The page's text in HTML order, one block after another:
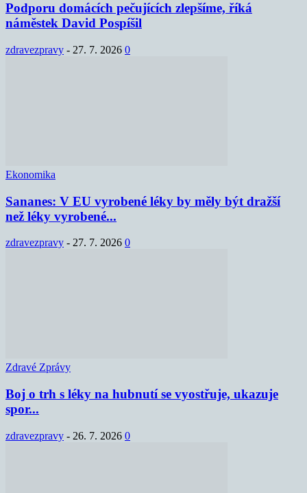
Podporu domácích pečujících zlepšíme, říká
náměstek David Pospíšil
zdravezpravy - 27. 7. 2026 0
Ekonomika
Sananes: V EU vyrobené léky by měly být dražší
než léky vyrobené...
zdravezpravy - 27. 7. 2026 0
Zdravé Zprávy
Boj o trh s léky na hubnutí se vyostřuje, ukazuje
spor...
zdravezpravy - 26. 7. 2026 0